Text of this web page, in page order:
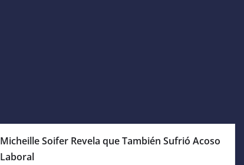
Micheille Soifer Revela que También Sufrió Acoso
Laboral